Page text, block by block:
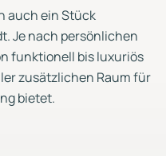
auch ein Stück
Je nach persönlichen
funktionell bis luxuriös
zusätzlichen Raum für
bietet.